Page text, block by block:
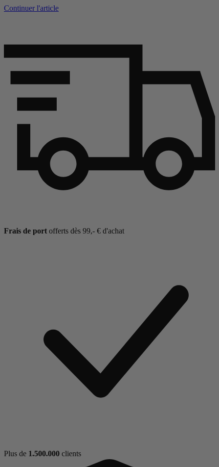
Continuer l'article
Frais de port offerts dès 99,- € d'achat
Plus de 1.500.000 clients